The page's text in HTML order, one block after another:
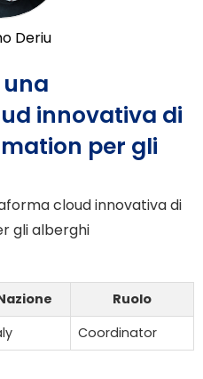
Deriu
una
innovativa di
per gli
cloud innovativa di
gli alberghi
Ruolo
Coordinator